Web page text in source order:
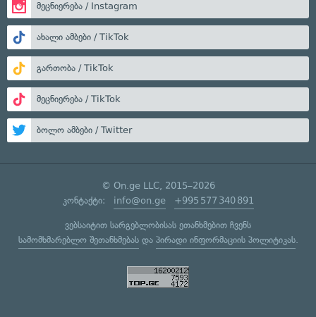
მეცნიერება / Instagram
ახალი ამბები / TikTok
გართობა / TikTok
მეცნიერება / TikTok
ბოლო ამბები / Twitter
© On.ge LLC, 2015–2026
კონტაქტი: info@on.ge +995 577 340 891
ვებსაიტით სარგებლობისას ეთანხმებით ჩვენს
სამომხმარებლო შეთანხმებასდა პირადი ინფორმაციის პოლიტიკას.